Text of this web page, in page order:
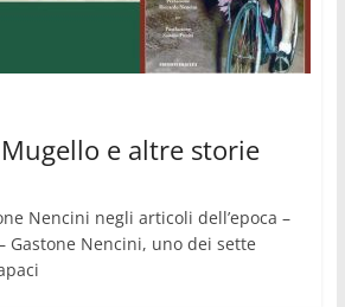
e altre storie
Nencini negli articoli dell’epoca –
Gastone Nencini, uno dei sette